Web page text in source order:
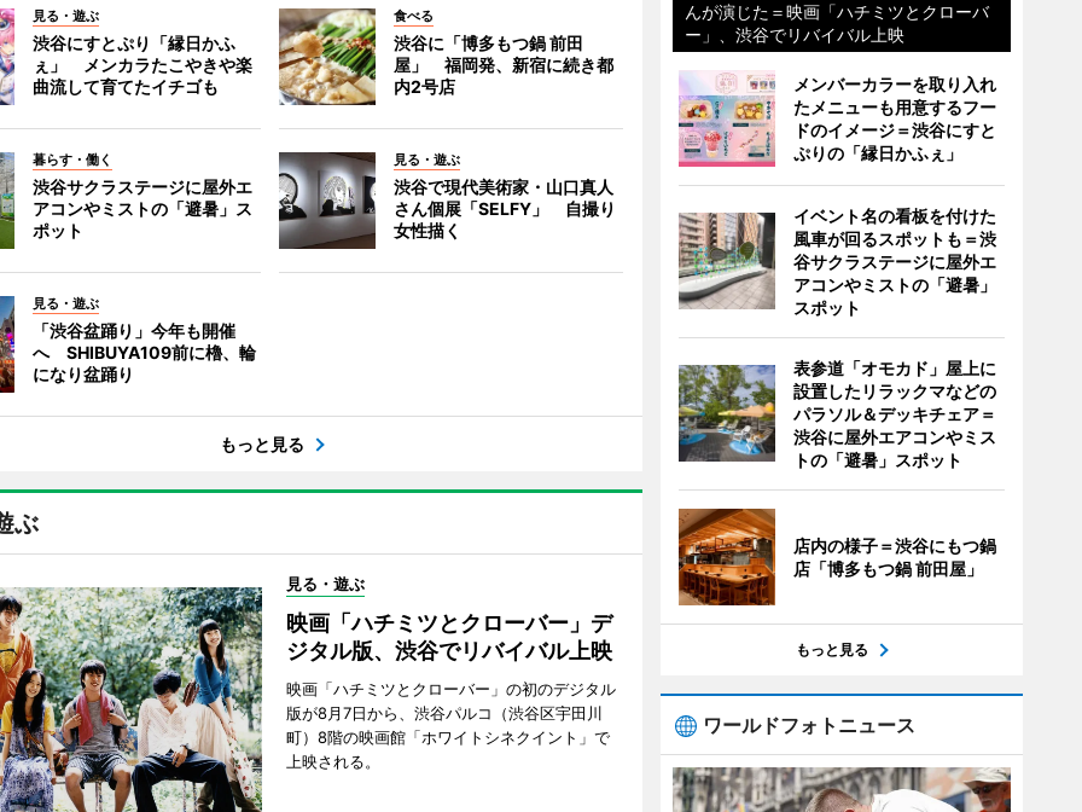
見る・遊ぶ
渋谷にすとぷり「縁日かふ
ぇ」 メンカラたこやきや楽
曲流して育てたイチゴも
食べる
渋谷に「博多もつ鍋 前田
屋」 福岡発、新宿に続き都
内2号店
暮らす・働く
渋谷サクラステージに屋外エ
アコンやミストの「避暑」ス
ポット
見る・遊ぶ
渋谷で現代美術家・山口真人
さん個展「SELFY」 自撮り
女性描く
見る・遊ぶ
「渋谷盆踊り」今年も開催
へ SHIBUYA109前に櫓、輪
になり盆踊り
もっと見る
ぶ
見る・遊ぶ
映画「ハチミツとクローバー」デ
ジタル版、渋谷でリバイバル上映
映画「ハチミツとクローバー」の初のデジタル
版が8月7日から、渋谷パルコ（渋谷区宇田川
町）8階の映画館「ホワイトシネクイント」で
上映される。
んが演じた＝映画「ハチミツとクローバ
ー」、渋谷でリバイバル上映
メンバーカラーを取り入れ
たメニューも用意するフー
ドのイメージ＝渋谷にすと
ぷりの「縁日かふぇ」
イベント名の看板を付けた
風車が回るスポットも＝渋
谷サクラステージに屋外エ
アコンやミストの「避暑」
スポット
表参道「オモカド」屋上に
設置したリラックマなどの
パラソル＆デッキチェア＝
渋谷に屋外エアコンやミス
トの「避暑」スポット
店内の様子＝渋谷にもつ鍋
店「博多もつ鍋 前田屋」
もっと見る
ワールドフォトニュース